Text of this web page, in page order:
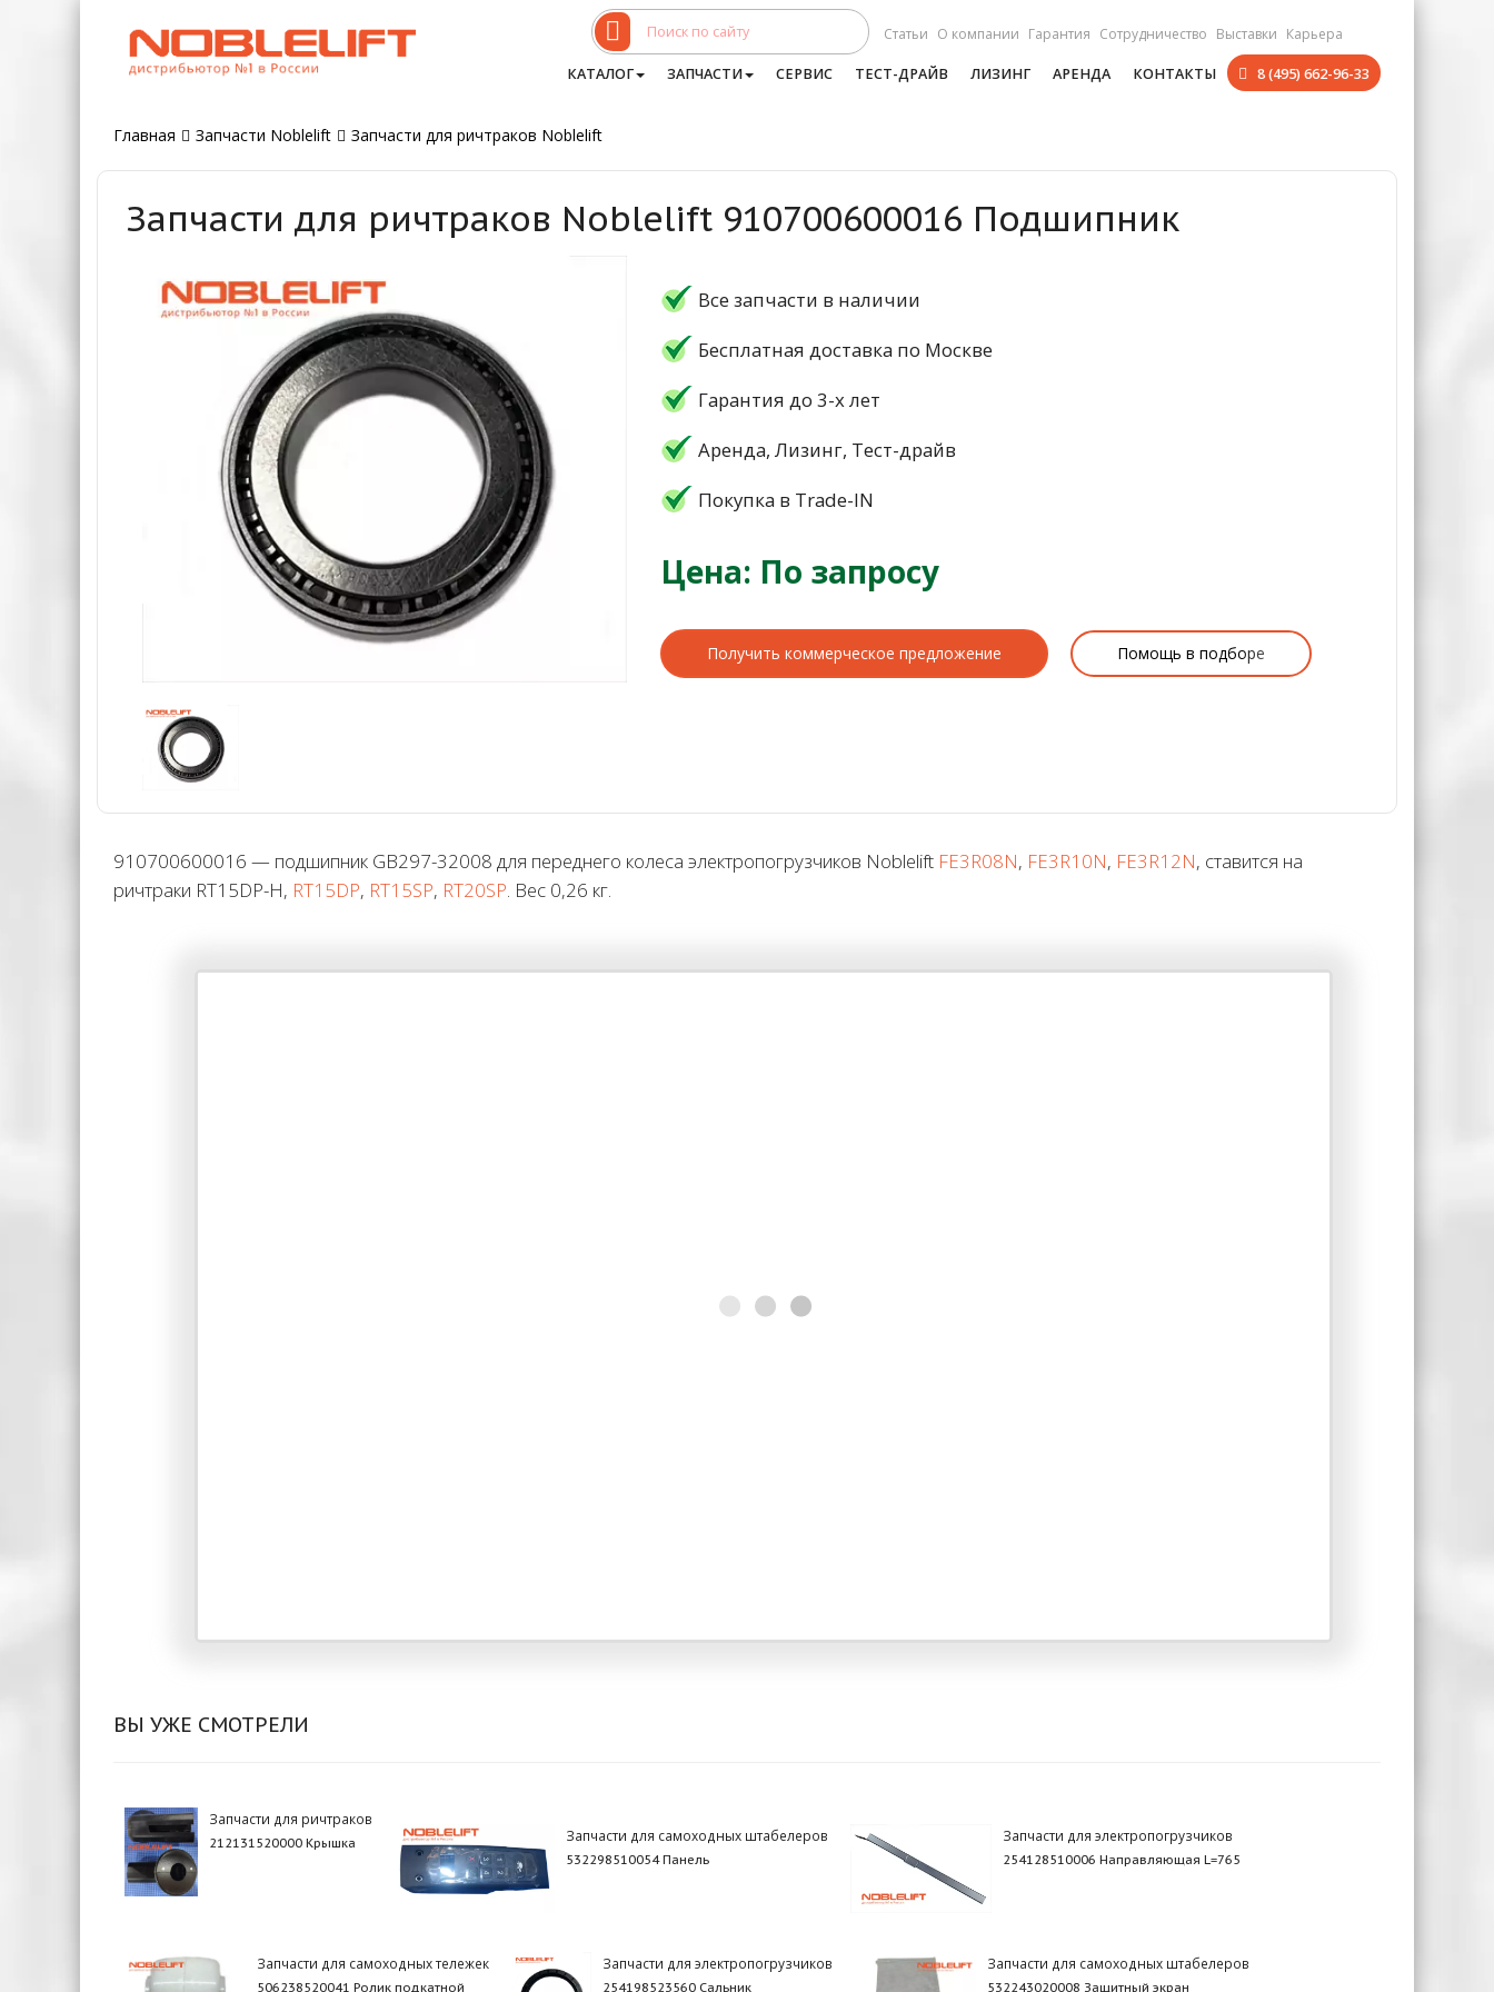
Статьи О компании Гарантия Сотрудничество Выставки Карьера
КАТАЛОГ ЗАПЧАСТИ СЕРВИС ТЕСТ-ДРАЙВ ЛИЗИНГ АРЕНДА КОНТАКТЫ 8 (495) 662-96-33
Главная Запчасти Noblelift Запчасти для ричтраков Noblelift
Запчасти для ричтраков Noblelift 910700600016 Подшипник
Все запчасти в наличии
Бесплатная доставка по Москве
Гарантия до 3-х лет
Аренда, Лизинг, Тест-драйв
Покупка в Trade-IN
Цена: По запросу
Получить коммерческое предложение Помощь в подборе
910700600016 — подшипник GB297-32008 для переднего колеса электропогрузчиков Noblelift FE3R08N, FE3R10N, FE3R12N, ставится на
ричтраки RT15DP-H, RT15DP, RT15SP, RT20SP. Вес 0,26 кг.
ВЫ УЖЕ СМОТРЕЛИ
Запчасти для ричтраков
212131520000 Крышка Запчасти для самоходных штабелеров
532298510054 Панель
Запчасти для электропогрузчиков
254128510006 Направляющая L=765
Запчасти для самоходных тележек
506238520041 Ролик подкатной
Запчасти для электропогрузчиков
254198523560 Сальник
Запчасти для самоходных штабелеров
532243020008 Защитный экран